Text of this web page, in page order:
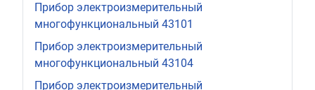
Прибор электроизмерительный
многофункциональный 43101
Прибор электроизмерительный
многофункциональный 43104
Прибор электроизмерительный